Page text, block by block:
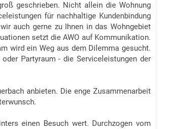
geschrieben. Nicht allein die Wohnung
für nachhaltige Kundenbindung
auch gerne zu Ihnen in das Wohngebiet
setzt die AWO auf Kommunikation.
wird ein Weg aus dem Dilemma gesucht.
Partyraum - die Serviceleistungen der
anbieten. Die enge Zusammenarbeit
einen Besuch wert. Durchzogen vom